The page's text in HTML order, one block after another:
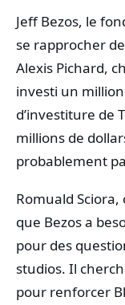
Jeff Bezos, le
se rapprocher
Alexis Pichard,
investi un
d’investiture de
millions de
probablement
Romuald Sciora,
que Bezos a
pour des
studios. Il
pour renforcer